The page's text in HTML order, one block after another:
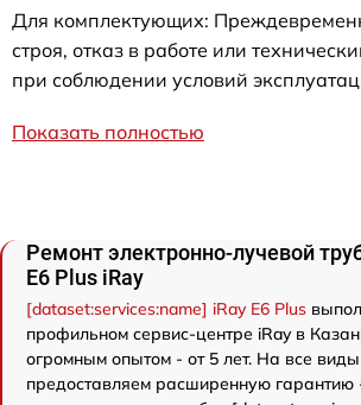
Для комплектующих:
строя, отказ в работе или
при соблюдении условий
Показать полностью
Ремонт электронно-лучевой
E6 Plus iRay
[dataset:services:name] iRay E6 Plus
профильном сервис-центре iRay в
огромным опытом - от 5 лет. На все виды
предоставляем расширенную